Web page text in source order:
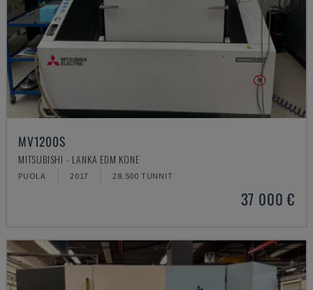
MV1200S
MITSUBISHI - LANKA EDM KONE
PUOLA 2017 28.500 TUNNIT
37 000 €